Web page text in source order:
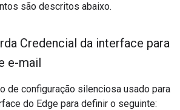
são descritos abaixo.
Credencial da interface para
e-mail
de configuração silenciosa usado para
do Edge para definir o seguinte: